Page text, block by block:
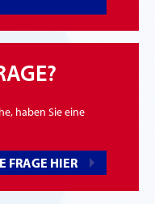
haben Sie eine
FRAGE HIER